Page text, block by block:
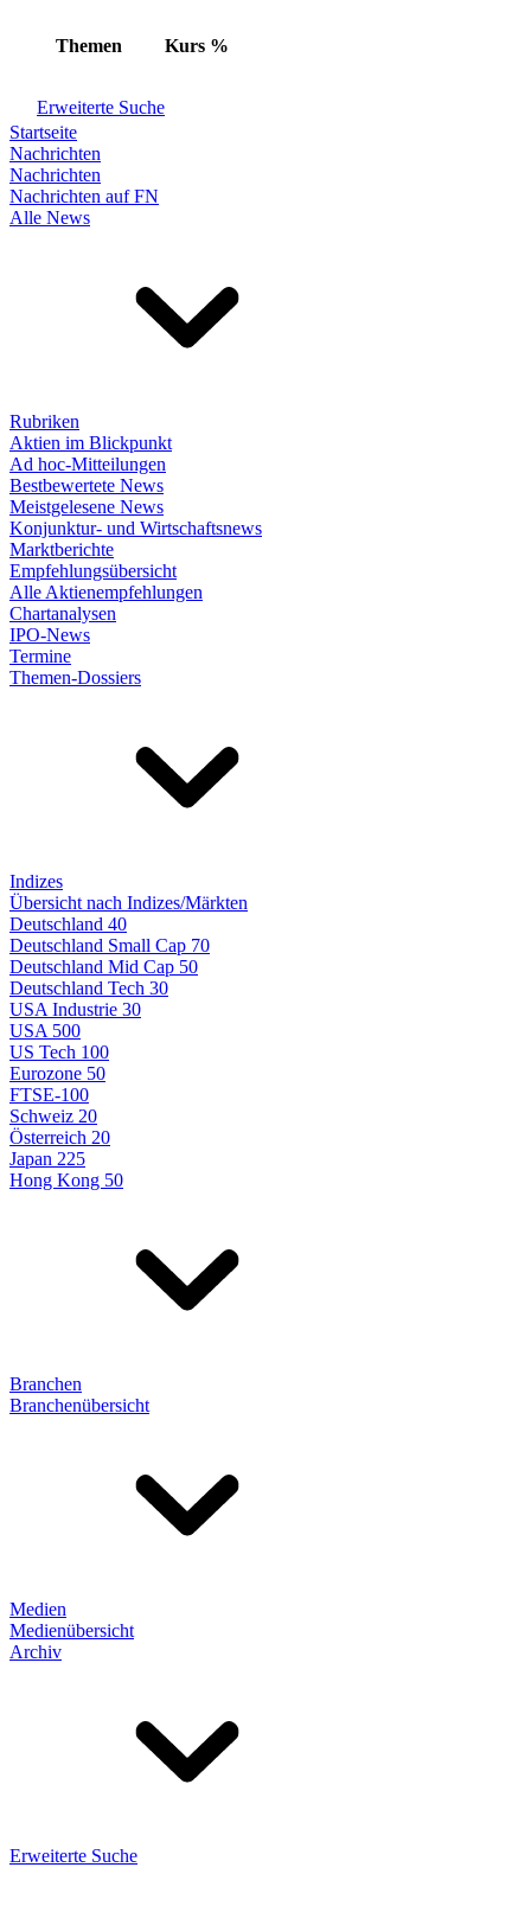
Themen Kurs %
Erweiterte Suche
Startseite
Nachrichten
Nachrichten
Nachrichten auf FN
Alle News
Rubriken
Aktien im Blickpunkt
Ad hoc-Mitteilungen
Bestbewertete News
Meistgelesene News
Konjunktur- und Wirtschaftsnews
Marktberichte
Empfehlungsübersicht
Alle Aktienempfehlungen
Chartanalysen
IPO-News
Termine
Themen-Dossiers
Indizes
Übersicht nach Indizes/Märkten
Deutschland 40
Deutschland Small Cap 70
Deutschland Mid Cap 50
Deutschland Tech 30
USA Industrie 30
USA 500
US Tech 100
Eurozone 50
FTSE-100
Schweiz 20
Österreich 20
Japan 225
Hong Kong 50
Branchen
Branchenübersicht
Medien
Medienübersicht
Archiv
Erweiterte Suche